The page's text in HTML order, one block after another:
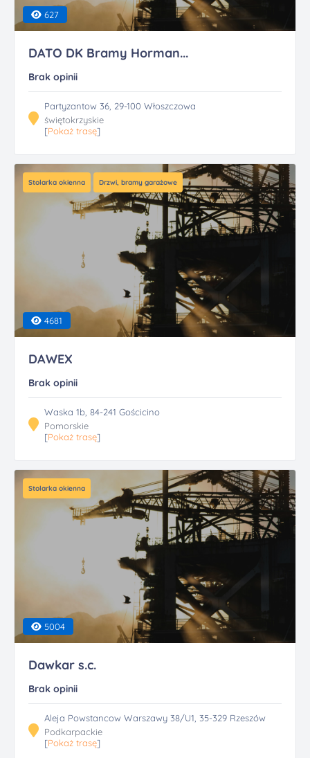
627
DATO DK Bramy Horman...
Brak opinii
Partyzantow 36, 29-100 Włoszczowa
świętokrzyskie
[Pokaż trasę]
Stolarka okienna Drzwi, bramy garażowe
4681
DAWEX
Brak opinii
Waska 1b, 84-241 Gościcino
Pomorskie
[Pokaż trasę]
Stolarka okienna
5004
Dawkar s.c.
Brak opinii
Aleja Powstancow Warszawy 38/U1, 35-329 Rzeszów
Podkarpackie
[Pokaż trasę]